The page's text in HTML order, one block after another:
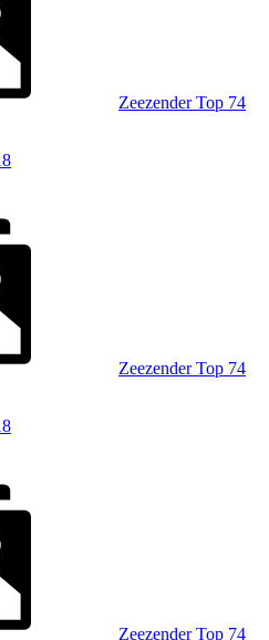
Zeezender Top 74
Zeezender Top 74
Zeezender Top 74